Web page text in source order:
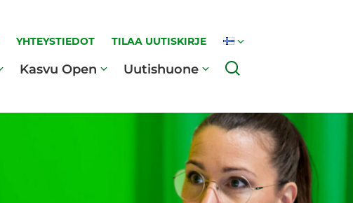
YHTEYSTIEDOT TILAA UUTISKIRJE
Kasvu Open Uutishuone